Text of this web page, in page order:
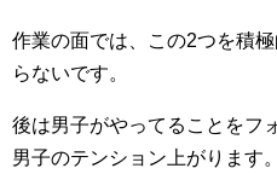
作業の面では、この2つを積
らないです。
後は男子がやってることをフ
男子のテンション上がります。